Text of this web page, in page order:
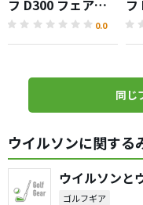
フ D300 フェアウ
ェイウッド
0.0
フ
同じ
ウイルソンに関する
ウイルソンと
ゴルフギア